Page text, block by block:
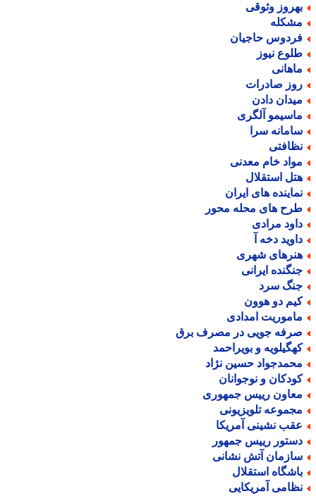
وثوقی
حاجیان
نیوز
صادرات
دادن
آلگری
سرا
خام معدنی
استقلال
های ایران
های محله محور
مرادی
دخه آ
شهری
ایرانی
سرد
دو هوون
امدادی
جویی در مصرف برق
و بویراحمد
حسین نژاد
و نوجوانان
رییس جمهوری
تلویزیونی
نشینی آمریکا
رییس جمهور
آتش نشانی
استقلال
آمریکایی